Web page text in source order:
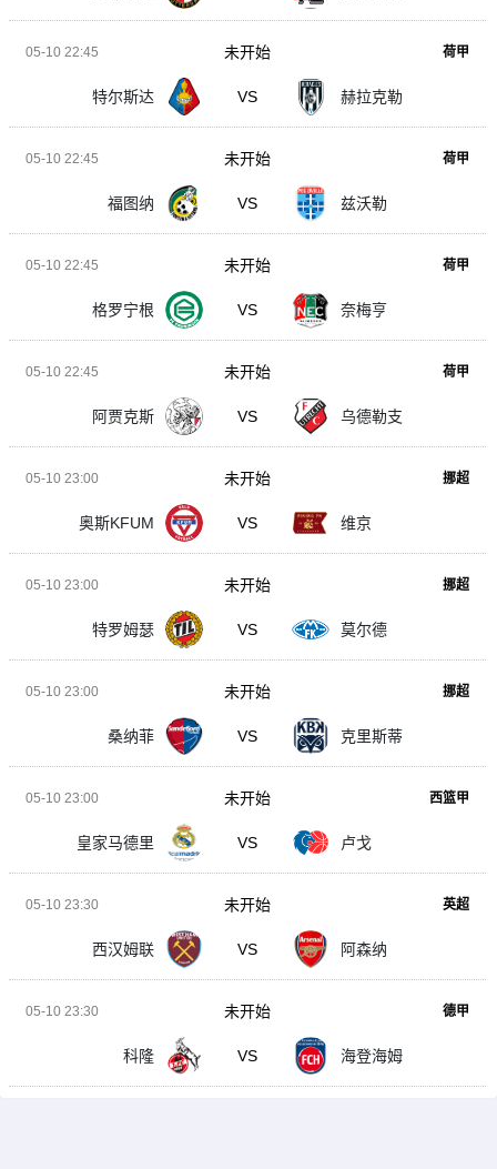
05-10 22:45 荷甲
特尔斯达 VS 赫拉克勒
未开始
05-10 22:45 荷甲
福图纳 VS 兹沃勒
未开始
05-10 22:45 荷甲
格罗宁根 VS 奈梅亨
未开始
05-10 22:45 荷甲
阿贾克斯 VS 乌德勒支
未开始
05-10 23:00 挪超
奥斯KFUM VS 维京
未开始
05-10 23:00 挪超
特罗姆瑟 VS 莫尔德
未开始
05-10 23:00 挪超
桑纳菲 VS 克里斯蒂
未开始
05-10 23:00 西篮甲
皇家马德里 VS 卢戈
未开始
05-10 23:30 英超
西汉姆联 VS 阿森纳
未开始
05-10 23:30 德甲
科隆 VS 海登海姆
未开始